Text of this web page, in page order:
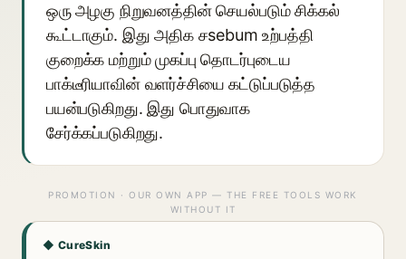
ஒரு அழகு நிறுவனத்தின் செயல்படும் சிக்கல்
கூட்டாகும். இது அதிக சsebum உற்பத்தி
குறைக்க மற்றும் முகப்பு தொடர்புடைய
பாக்டீரியாவின் வளர்ச்சியை கட்டுப்படுத்த
பயன்படுகிறது. இது பொதுவாக
சேர்க்கப்படுகிறது.
PROMOTION · OUR OWN APP — THE FREE TOOLS WORK
WITHOUT IT
◆ CureSkin